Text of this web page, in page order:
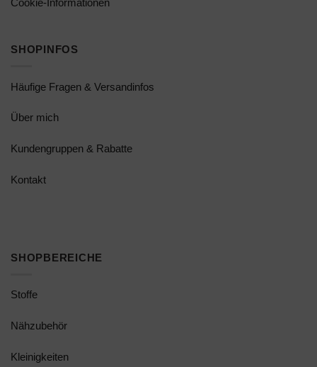
SHOPINFOS
Häufige Fragen & Versandinfos
Über mich
Kundengruppen & Rabatte
Kontakt
SHOPBEREICHE
Stoffe
Nähzubehör
Kleinigkeiten